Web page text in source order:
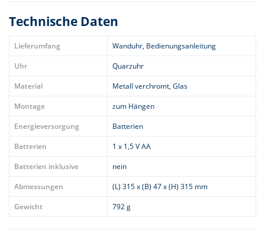
Technische Daten
Lieferumfang
Wanduhr, Bedienungsanleitung
Uhr
Quarzuhr
Material
Metall verchromt, Glas
Montage
zum Hängen
Energieversorgung
Batterien
Batterien
1 x 1,5 V AA
Batterien inklusive
nein
Abmessungen
(L) 315 x (B) 47 x (H) 315 mm
Gewicht
792 g